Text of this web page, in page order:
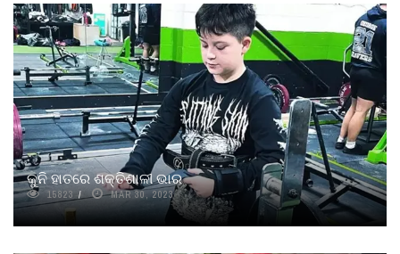
କୁନି ହାତରେ ଶକ୍ତିଶାଳୀ ଭାର
15823 MAR 30, 2023